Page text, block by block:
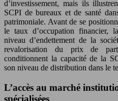
d’investissement, mais ils
SCPI de bureaux et de santé
patrimoniale. Avant de se
le taux d’occupation financier,
niveau d’endettement de la
revalorisation du prix de
conditionnent la capacité de la
son niveau de distribution dans le
L’accès au marché
spécialisées